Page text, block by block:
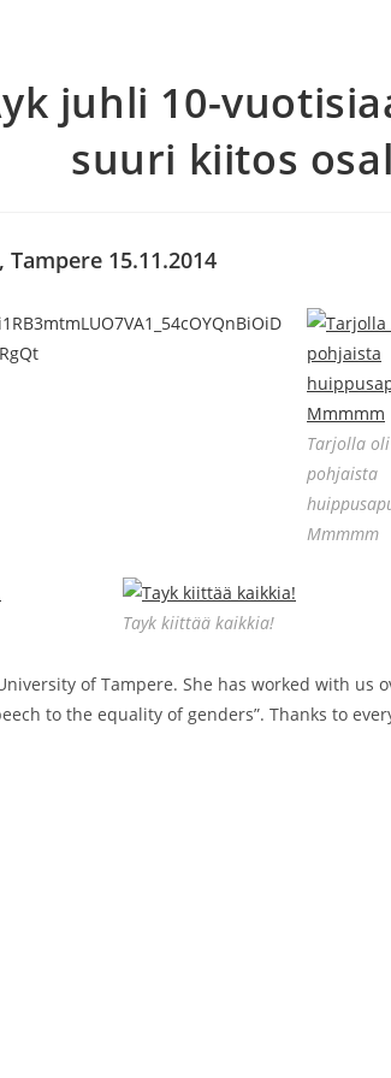
juhli 10-
suuri kiitos
Tampere 15.11.2014
Tarjolla
pohjaista
Mmmmm
Tayk kiittää kaikkia!
of Tampere. She has worked with us
to the equality of genders”. Thanks to